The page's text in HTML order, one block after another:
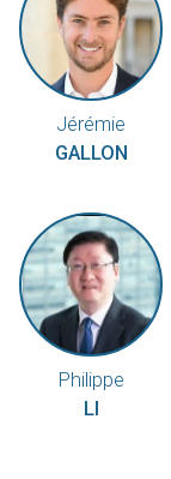
Jérémie
GALLON
Philippe
LI